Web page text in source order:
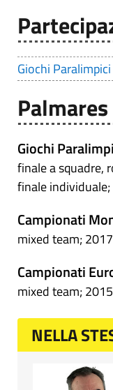
Giochi
Palmares
Giochi
finale a squadre,
finale individuale;
Campionati
mixed team;
Campionati
mixed team;
NELLA